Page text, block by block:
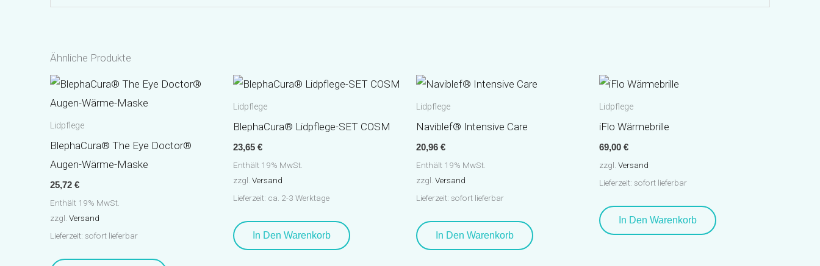
Ähnliche Produkte
Lidpflege
BlephaCura® The Eye Doctor®
Augen-Wärme-Maske
25,72 €
Enthält 19% MwSt.
zzgl. Versand
Lieferzeit: sofort lieferbar
Lidpflege
BlephaCura® Lidpflege-SET COSM
23,65 €
Enthält 19% MwSt.
zzgl. Versand
Lieferzeit: ca. 2-3 Werktage
In Den Warenkorb
Lidpflege
Naviblef® Intensive Care
20,96 €
Enthält 19% MwSt.
zzgl. Versand
Lieferzeit: sofort lieferbar
In Den Warenkorb
Lidpflege
iFlo Wärmebrille
69,00 €
zzgl. Versand
Lieferzeit: sofort lieferbar
In Den Warenkorb